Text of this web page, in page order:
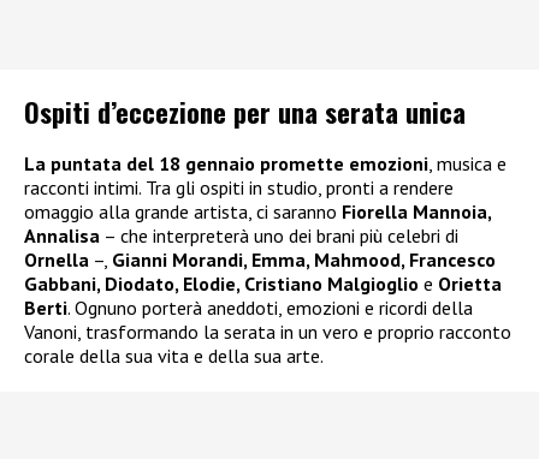
Ospiti d’eccezione per una serata unica
La puntata del 18 gennaio promette emozioni, musica e
racconti intimi. Tra gli ospiti in studio, pronti a rendere
omaggio alla grande artista, ci saranno Fiorella Mannoia,
Annalisa – che interpreterà uno dei brani più celebri di
Ornella –, Gianni Morandi, Emma, Mahmood, Francesco
Gabbani, Diodato, Elodie, Cristiano Malgioglio e Orietta
Berti. Ognuno porterà aneddoti, emozioni e ricordi della
Vanoni, trasformando la serata in un vero e proprio racconto
corale della sua vita e della sua arte.